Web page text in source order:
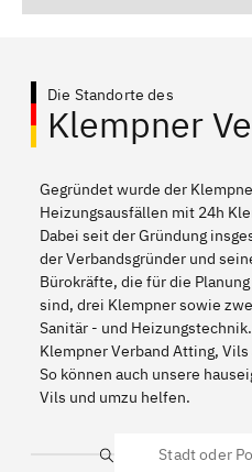
Die Standorte des
Klempner
Gegründet wurde der
Heizungsausfällen mit 24h
Dabei seit der Gründung
der Verbandsgründer und
Bürokräfte, die für die
sind, drei Klempner sowie
Sanitär - und
Klempner Verband Atting,
So können auch unsere
Vils und umzu helfen.
Suche